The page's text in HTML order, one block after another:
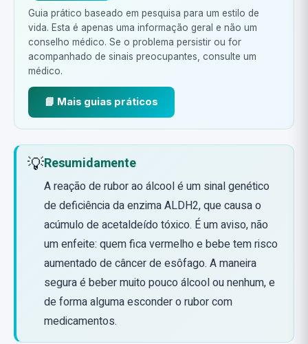
Guia prático baseado em pesquisa para um estilo de
vida. Esta é apenas uma informação geral e não um
conselho médico. Se o problema persistir ou for
acompanhado de sinais preocupantes, consulte um
médico.
📘 Mais guias práticos
💡Resumidamente
A reação de rubor ao álcool é um sinal genético
de deficiência da enzima ALDH2, que causa o
acúmulo de acetaldeído tóxico. É um aviso, não
um enfeite: quem fica vermelho e bebe tem risco
aumentado de câncer de esôfago. A maneira
segura é beber muito pouco álcool ou nenhum, e
de forma alguma esconder o rubor com
medicamentos.